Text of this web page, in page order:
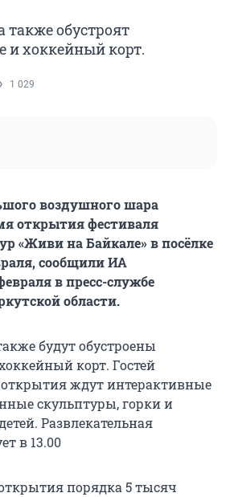
обустроят
и хоккейный корт.
1 029
воздушного шара
открытия фестиваля
«Живи на Байкале» в посёлке
сообщили ИА
в пресс-службе
области.
будут обустроены
корт. Гостей
ждут интерактивные
скульптуры, горки и
Развлекательная
в 13.00
порядка 5 тысяч